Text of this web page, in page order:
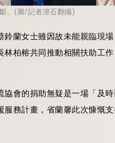
。(圖/記者澄石翻攝)
蘭女士雖因故未能親臨現
柏榕共同推動相關扶助工
會的捐助無疑是一場「及
務計畫，省蘭馨此次慷慨